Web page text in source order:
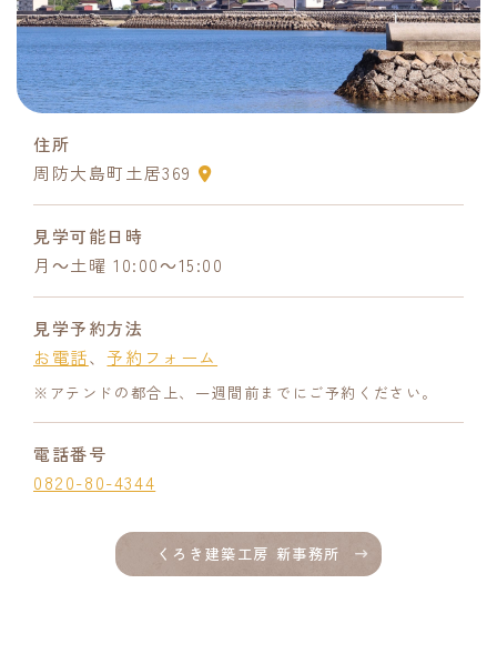
住所
周防大島町土居369
見学可能日時
月～土曜 10:00～15:00
見学予約方法
お電話、予約フォーム
※アテンドの都合上、一週間前までにご予約ください。
電話番号
0820-80-4344
くろき建築工房 新事務所